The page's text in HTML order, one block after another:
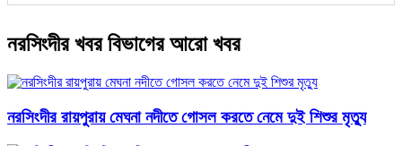
নরসিংদীর খবর বিভাগের আরো খবর
নরসিংদীর রায়পুরায় মেঘনা নদীতে গোসল করতে নেমে দুই শিশুর মৃত্যু